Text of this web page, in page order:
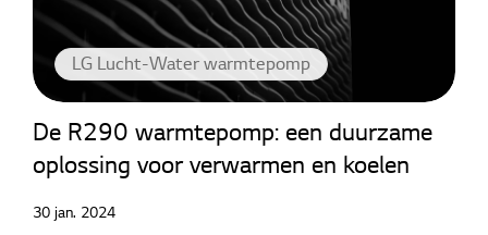
LG Lucht-Water warmtepomp
De R290 warmtepomp: een duurzame
oplossing voor verwarmen en koelen
30 jan. 2024